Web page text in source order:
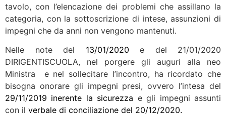
tavolo, con l’elencazione dei problemi che assillano la
categoria, con la sottoscrizione di intese, assunzioni di
impegni che da anni non vengono mantenuti.
Nelle note del 13/01/2020 e del 21/01/2020
DIRIGENTISCUOLA, nel porgere gli auguri alla neo
Ministra e nel sollecitare l’incontro, ha ricordato che
bisogna onorare gli impegni presi, ovvero l’intesa del
29/11/2019 inerente la sicurezza e gli impegni assunti
con il verbale di conciliazione del 20/12/2020.